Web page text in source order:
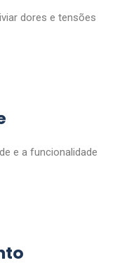
dores e tensões
e a funcionalidade